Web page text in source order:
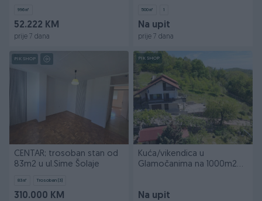
996㎡
52.222 KM
prije 7 dana
500㎡ 1
Na upit
prije 7 dana
PIK SHOP
CENTAR; trosoban stan od
83m2 u ul.Sime Šolaje
83㎡ Trosoban (3)
310.000 KM
PIK SHOP
Kuća/vikendica u
Glamočanima na 1000m2
Na upit